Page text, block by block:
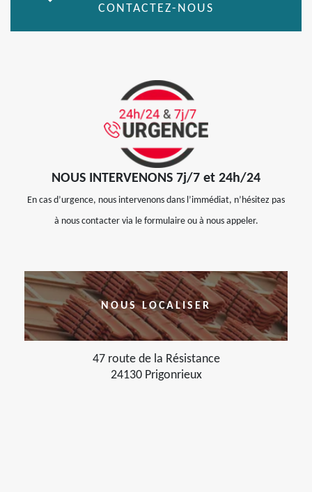
CONTACTEZ-NOUS
NOUS INTERVENONS 7j/7 et 24h/24
En cas d’urgence, nous intervenons dans l’immédiat, n’hésitez pas
à nous contacter via le formulaire ou à nous appeler.
NOUS LOCALISER
47 route de la Résistance
24130 Prigonrieux